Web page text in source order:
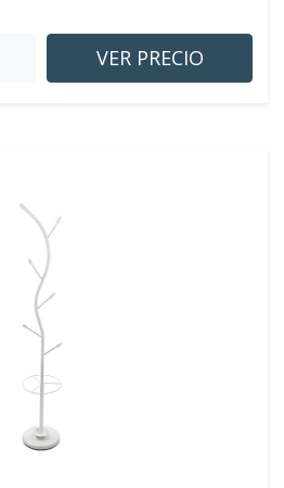
VER PRECIO